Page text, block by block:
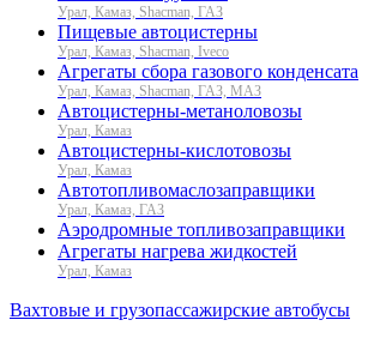
Урал, Камаз, Shacman, ГАЗ
Пищевые автоцистерны
Урал, Камаз, Shacman, Iveco
Агрегаты сбора газового конденсата
Урал, Камаз, Shacman, ГАЗ, МАЗ
Автоцистерны-метаноловозы
Урал, Камаз
Автоцистерны-кислотовозы
Урал, Камаз
Автотопливомаслозаправщики
Урал, Камаз, ГАЗ
Аэродромные топливозаправщики
Агрегаты нагрева жидкостей
Урал, Камаз
Вахтовые и грузопассажирские автобусы